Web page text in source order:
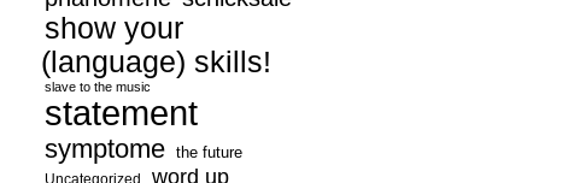
show your
(language) skills!
slave to the music
statement
symptome the future
Uncategorized word up